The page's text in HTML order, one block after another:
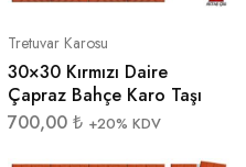
Tretuvar Karosu
30×30 Kırmızı Daire
Çapraz Bahçe Karo Taşı
700,00 ₺ +20% KDV